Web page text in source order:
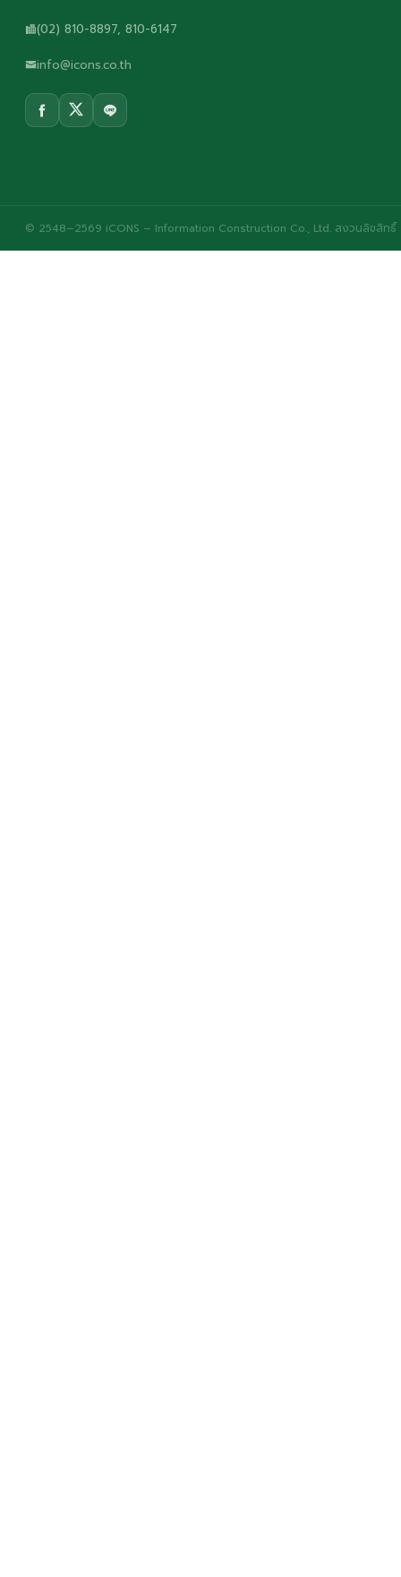
(02) 810-8897, 810-6147
info@icons.co.th
© 2548–2569 iCONS – Information Construction Co., Ltd. สงวนลิขสิทธิ์